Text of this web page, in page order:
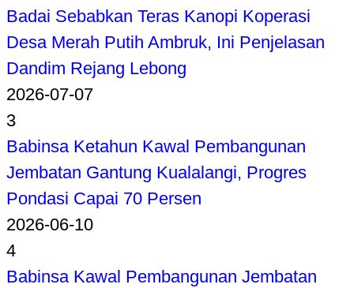
Badai Sebabkan Teras Kanopi Koperasi
Desa Merah Putih Ambruk, Ini Penjelasan
Dandim Rejang Lebong
2026-07-07
3
Babinsa Ketahun Kawal Pembangunan
Jembatan Gantung Kualalangi, Progres
Pondasi Capai 70 Persen
2026-06-10
4
Babinsa Kawal Pembangunan Jembatan